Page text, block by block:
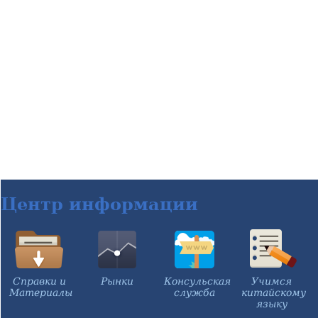
Центр информации
Справки и
Материалы
Рынки
Консульская
служба
Учимся
китайскому
языку